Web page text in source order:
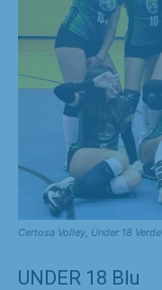
Certosa Volley, Under 18 Verde
UNDER 18 Blu